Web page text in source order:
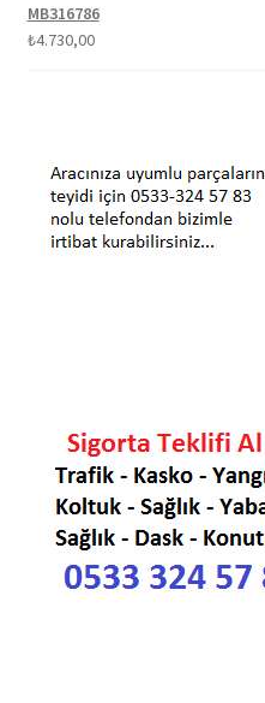
MB316786
₺4.730,00